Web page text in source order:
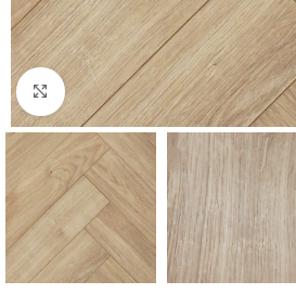
Нажмите, чтобы увеличить